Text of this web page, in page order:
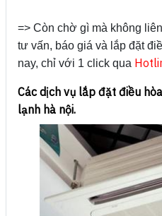
=> Còn chờ gì mà không
tư vấn, báo giá và lắp đặt
nay, chỉ với 1 click qua
Các dịch vụ lắp đặt điều
lạnh hà nội.